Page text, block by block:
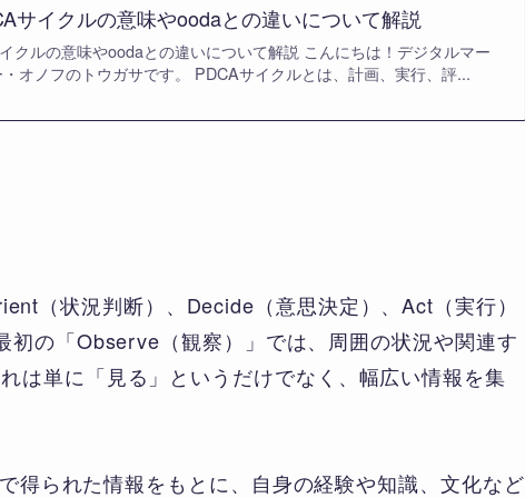
サイクルの意味やoodaとの違いについて解説
クルの意味やoodaとの違いについて解説 こんにちは！デジタルマー
オノフのトウガサです。 PDCAサイクルとは、計画、実行、評...
（状況判断）、Decide（意思決定）、Act（実行）
初の「Observe（観察）」では、周囲の状況や関連す
は単に「見る」というだけでなく、幅広い情報を集
得られた情報をもとに、自身の経験や知識、文化など